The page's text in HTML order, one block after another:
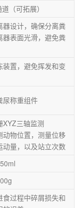
道（可拓展）
器设计，确保分离粪
器表面光滑，避免粪
装置，避免挥发和变
尿称重组件
XYZ三轴监测
动物位置， 测量位移
动量， 以及站立次数
食过程中碎屑损失和